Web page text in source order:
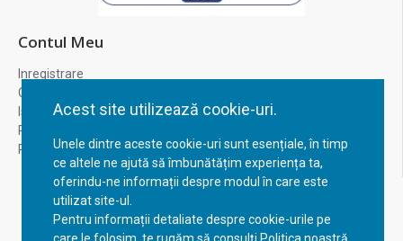
Acest site utilizează cookie-uri.
Unele dintre aceste cookie-uri sunt esențiale, în timp
ce altele ne ajută să îmbunătățim experiența ta,
oferindu-ne informații despre modul în care este
utilizat site-ul.
Pentru informații detaliate despre cookie-urile pe
Contul Meu
Inregistrare
Contul meu
Istoric comenzi
Recuperare parola
Returnare produs